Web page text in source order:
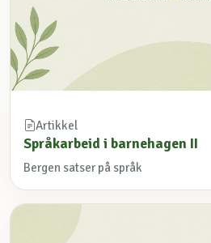
Artikkel
Språkarbeid i barnehagen II
Bergen satser på språk